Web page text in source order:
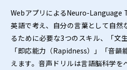
WebアプリによるNeuro-Language
英語で考え、自分の言葉として自然
るために必要な3つのスキル、「文
「即応能力（Rapidness）」「音
えます。音声ドリルは言語脳科学を